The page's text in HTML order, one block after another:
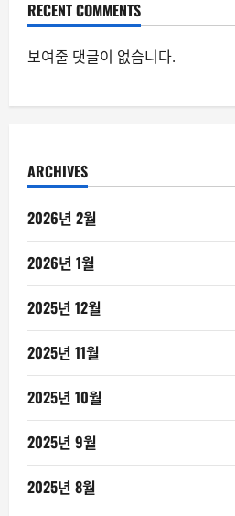
RECENT COMMENTS
보여줄 댓글이 없습니다.
ARCHIVES
2026년 2월
2026년 1월
2025년 12월
2025년 11월
2025년 10월
2025년 9월
2025년 8월